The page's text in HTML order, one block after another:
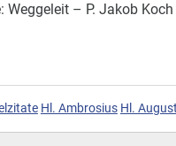
Weggeleit – P. Jakob
Hl. Ambrosius Hl.